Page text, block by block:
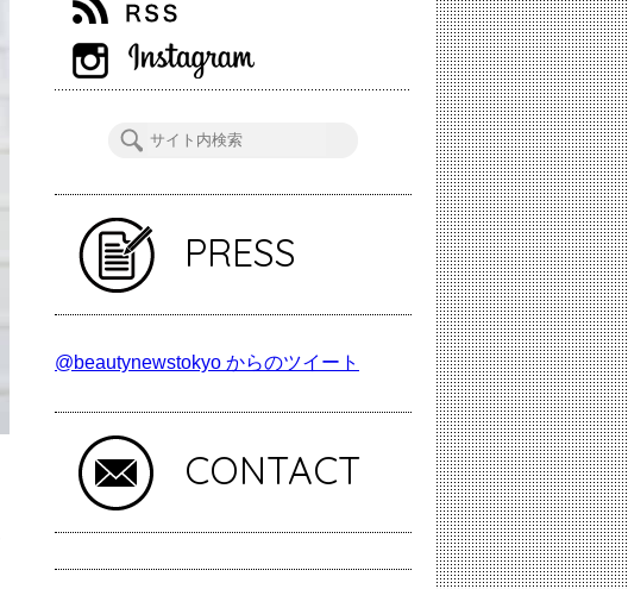
PRESS
@beautynewstokyo からのツイート
CONTACT